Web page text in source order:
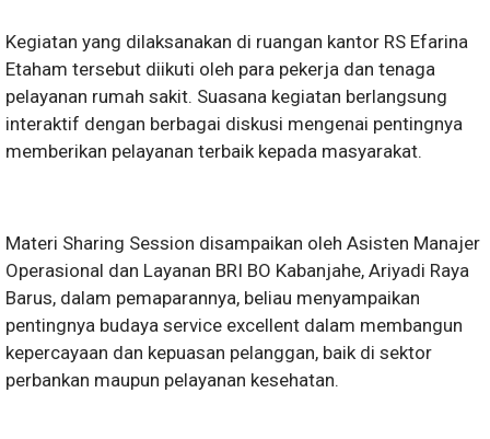
Kegiatan yang dilaksanakan di ruangan kantor RS Efarina
Etaham tersebut diikuti oleh para pekerja dan tenaga
pelayanan rumah sakit. Suasana kegiatan berlangsung
interaktif dengan berbagai diskusi mengenai pentingnya
memberikan pelayanan terbaik kepada masyarakat.
Materi Sharing Session disampaikan oleh Asisten Manajer
Operasional dan Layanan BRI BO Kabanjahe, Ariyadi Raya
Barus, dalam pemaparannya, beliau menyampaikan
pentingnya budaya service excellent dalam membangun
kepercayaan dan kepuasan pelanggan, baik di sektor
perbankan maupun pelayanan kesehatan.